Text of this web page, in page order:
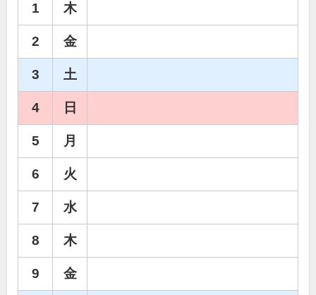
1 木
2 金
3 土
4 日
5 月
6 火
7 水
8 木
9 金